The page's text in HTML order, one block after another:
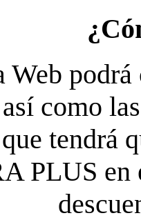
Web
como
tendrá
PLUS en